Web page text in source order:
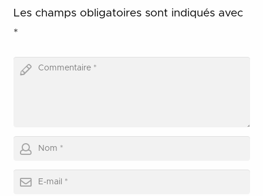
Les champs obligatoires sont indiqués avec
*